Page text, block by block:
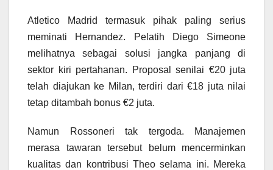
Atletico Madrid termasuk pihak paling serius
meminati Hernandez. Pelatih Diego Simeone
melihatnya sebagai solusi jangka panjang di
sektor kiri pertahanan. Proposal senilai €20 juta
telah diajukan ke Milan, terdiri dari €18 juta nilai
tetap ditambah bonus €2 juta.
Namun Rossoneri tak tergoda. Manajemen
merasa tawaran tersebut belum mencerminkan
kualitas dan kontribusi Theo selama ini. Mereka